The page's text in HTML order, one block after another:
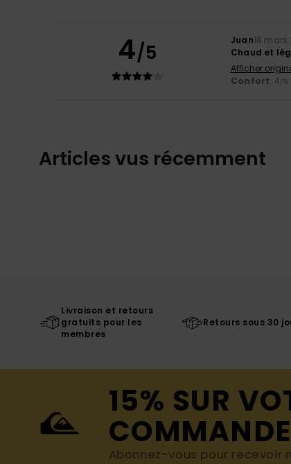
4/5 Juan18 mars
Chaud et
Afficher
Confort: 4/5
Articles vus récemment
Livraison et retours
gratuits pour les
membres
Retours sous 30
15% SUR
Abonnez-vous pour recevoir